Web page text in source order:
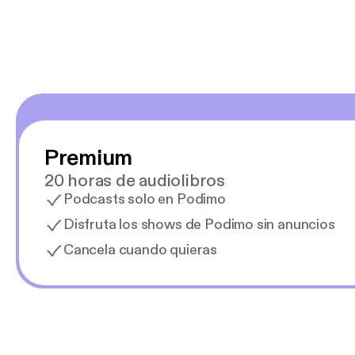
Premium
20 horas de audiolibros
Podcasts solo en Podimo
Disfruta los shows de Podimo sin anuncios
Cancela cuando quieras